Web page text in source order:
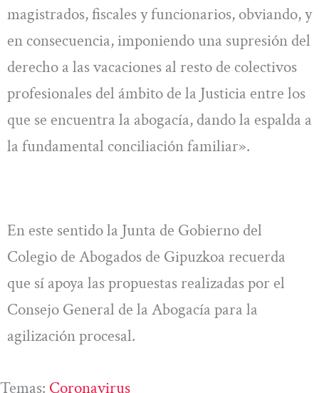
magistrados, fiscales y funcionarios, obviando, y
en consecuencia, imponiendo una supresión del
derecho a las vacaciones al resto de colectivos
profesionales del ámbito de la Justicia entre los
que se encuentra la abogacía, dando la espalda a
la fundamental conciliación familiar».
En este sentido la Junta de Gobierno del
Colegio de Abogados de Gipuzkoa recuerda
que sí apoya las propuestas realizadas por el
Consejo General de la Abogacía para la
agilización procesal.
Temas: Coronavirus